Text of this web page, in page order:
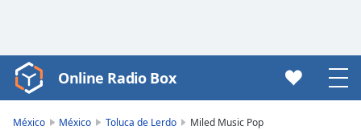
Video
Player
Online Radio Box
México México Toluca de Lerdo Miled Music Pop